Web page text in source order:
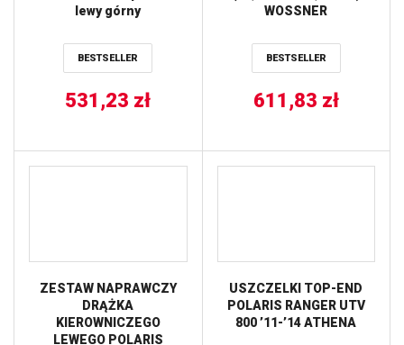
lewy górny
BESTSELLER
531,23 zł
WOSSNER
BESTSELLER
611,83 zł
ZESTAW NAPRAWCZY
DRĄŻKA
KIEROWNICZEGO
LEWEGO POLARIS
USZCZELKI TOP-END
POLARIS RANGER UTV
800 ’11-’14 ATHENA